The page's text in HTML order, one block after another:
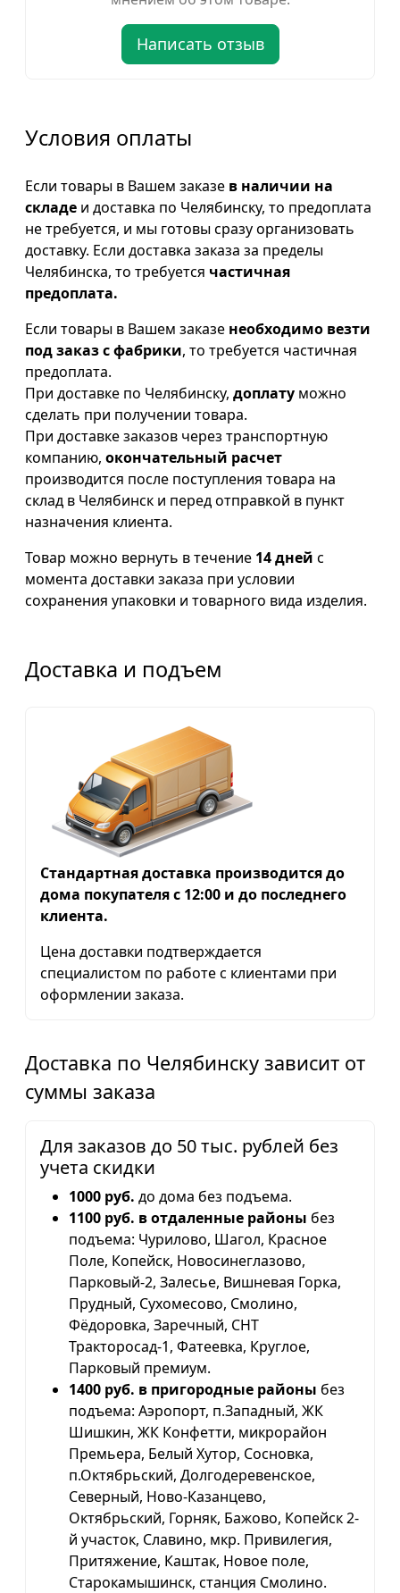
Написать отзыв
Условия оплаты
Если товары в Вашем заказе в наличии на
складе и доставка по Челябинску, то предоплата
не требуется, и мы готовы сразу организовать
доставку. Если доставка заказа за пределы
Челябинска, то требуется частичная
предоплата.
Если товары в Вашем заказе необходимо везти
под заказ с фабрики, то требуется частичная
предоплата.
При доставке по Челябинску, доплату можно
сделать при получении товара.
При доставке заказов через транспортную
компанию, окончательный расчет
производится после поступления товара на
склад в Челябинск и перед отправкой в пункт
назначения клиента.
Товар можно вернуть в течение 14 дней с
момента доставки заказа при условии
сохранения упаковки и товарного вида изделия.
Доставка и подъем
Стандартная доставка производится до
дома покупателя с 12:00 и до последнего
клиента.
Цена доставки подтверждается
специалистом по работе с клиентами при
оформлении заказа.
Доставка по Челябинску зависит от
суммы заказа
Для заказов до 50 тыс. рублей без
учета скидки
1000 руб. до дома без подъема.
1100 руб. в отдаленные районы без
подъема: Чурилово, Шагол, Красное
Поле, Копейск, Новосинеглазово,
Парковый-2, Залесье, Вишневая Горка,
Прудный, Сухомесово, Смолино,
Фёдоровка, Заречный, СНТ
Тракторосад-1, Фатеевка, Круглое,
Парковый премиум.
1400 руб. в пригородные районы без
подъема: Аэропорт, п.Западный, ЖК
Шишкин, ЖК Конфетти, микрорайон
Премьера, Белый Хутор, Сосновка,
п.Октябрьский, Долгодеревенское,
Северный, Ново-Казанцево,
Октябрьский, Горняк, Бажово, Копейск 2-
й участок, Славино, мкр. Привилегия,
Притяжение, Каштак, Новое поле,
Старокамышинск, станция Смолино.